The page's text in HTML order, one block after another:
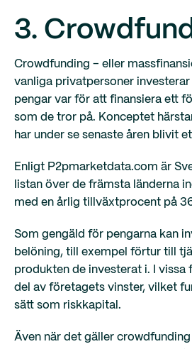
3.
Crowdfunding – eller
vanliga privatpersoner
pengar var för att finansiera ett
som de tror på. Konceptet
har under se senaste åren blivit
Enligt P2pmarketdata.com är
listan över de främsta länderna
med en årlig tillväxtprocent på
Som gengäld för pengarna kan
belöning, till exempel förtur till
produkten de investerat i. I vissa
del av företagets vinster, vilket
sätt som riskkapital.
Även när det gäller